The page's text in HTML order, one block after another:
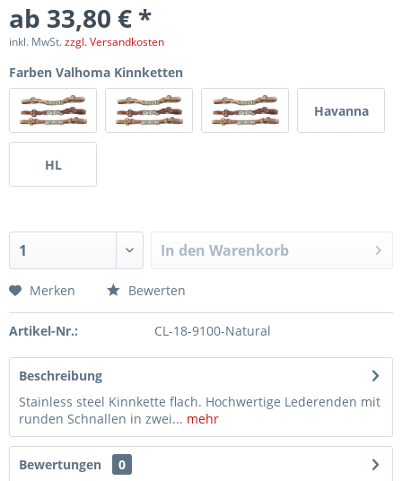
ab 33,80 € *
inkl. MwSt.zzgl. Versandkosten
Farben Valhoma Kinnketten
Havanna
HL
In den Warenkorb
Merken Bewerten
Artikel-Nr.: CL-18-9100-Natural
Beschreibung
Stainless steel Kinnkette flach. Hochwertige Lederenden mit
runden Schnallen in zwei... mehr
Bewertungen
0